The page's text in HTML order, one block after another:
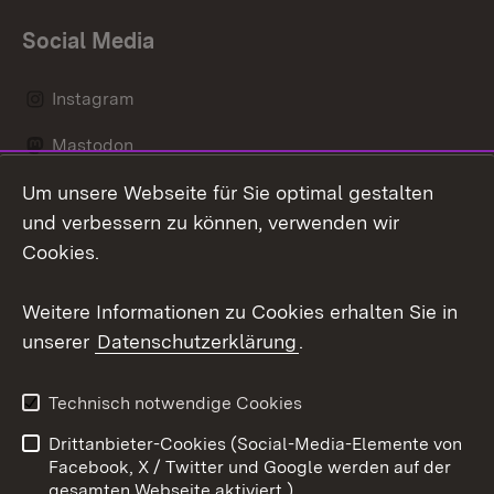
Social Media
Instagram
Mastodon
Messenger
Kontakt
Impressum
Cookies
Um unsere Webseite für Sie optimal gestalten
und verbessern zu können, verwenden wir
Cookies.
Weitere Informationen zu Cookies erhalten Sie in
unserer Datenschutzerklärung.
Technisch notwendige Cookies
Drittanbieter-Cookies (Social-Media-Elemente von
Facebook, X / Twitter und Google werden auf der